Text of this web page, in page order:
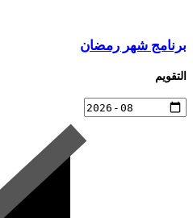
برنامج شهر رمضان
التقويم